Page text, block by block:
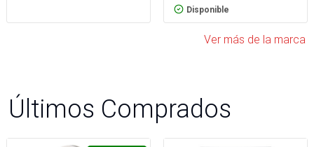
Disponible
Ver más de la marca
Últimos Comprados